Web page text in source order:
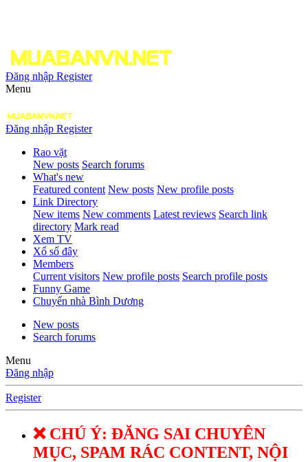
Đăng nhập Register
Menu
Đăng nhập Register
Rao vặt
New posts Search forums
What's new
Featured content New posts New profile posts
Link Directory
New items New comments Latest reviews Search link
directory Mark read
Xem TV
Xổ số đây
Members
Current visitors New profile posts Search profile posts
Funny Game
Chuyển nhà Bình Dương
New posts
Search forums
Menu
Đăng nhập
Register
❌ CHÚ Ý: ĐĂNG SAI CHUYÊN
MỤC, SPAM RÁC CONTENT, NỘI